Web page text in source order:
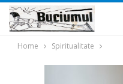
Home Spiritualitate